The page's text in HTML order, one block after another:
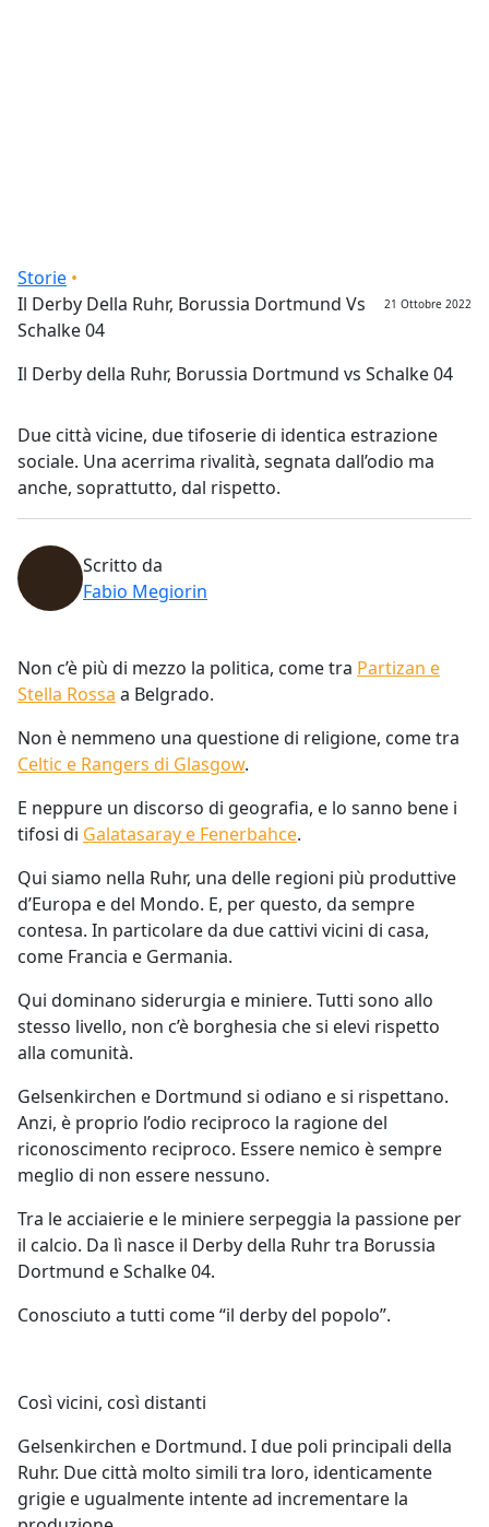
Briciole di pane
Storie
Il Derby Della Ruhr, Borussia Dortmund Vs
Schalke 04
21 Ottobre 2022
Il Derby della Ruhr, Borussia Dortmund vs Schalke 04
Due città vicine, due tifoserie di identica estrazione
sociale. Una acerrima rivalità, segnata dall’odio ma
anche, soprattutto, dal rispetto.
Scritto da
Fabio Megiorin
Non c’è più di mezzo la politica, come tra Partizan e
Stella Rossa a Belgrado.
Non è nemmeno una questione di religione, come tra
Celtic e Rangers di Glasgow.
E neppure un discorso di geografia, e lo sanno bene i
tifosi di Galatasaray e Fenerbahce.
Qui siamo nella Ruhr, una delle regioni più produttive
d’Europa e del Mondo. E, per questo, da sempre
contesa. In particolare da due cattivi vicini di casa,
come Francia e Germania.
Qui dominano siderurgia e miniere. Tutti sono allo
stesso livello, non c’è borghesia che si elevi rispetto
alla comunità.
Gelsenkirchen e Dortmund si odiano e si rispettano.
Anzi, è proprio l’odio reciproco la ragione del
riconoscimento reciproco. Essere nemico è sempre
meglio di non essere nessuno.
Tra le acciaierie e le miniere serpeggia la passione per
il calcio. Da lì nasce il Derby della Ruhr tra Borussia
Dortmund e Schalke 04.
Conosciuto a tutti come “il derby del popolo”.
Così vicini, così distanti
Gelsenkirchen e Dortmund. I due poli principali della
Ruhr. Due città molto simili tra loro, identicamente
grigie e ugualmente intente ad incrementare la